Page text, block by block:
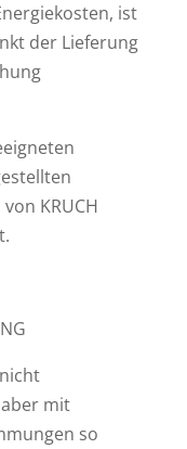
ist
der Lieferung
KRUCH
mit
so